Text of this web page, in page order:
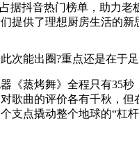
据抖音热门榜单，助力
提供了理想厨房生活的新
能出圈?重点还是在于足
《蒸烤舞》全程只有35
歌曲的评价各有千秋，
支点撬动整个地球的“杠